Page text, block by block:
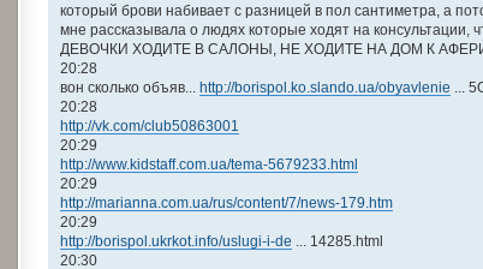
который брови набивает с разницей в пол сантиметра, а
мне рассказывала о людях которые ходят на
ДЕВОЧКИ ХОДИТЕ В САЛОНЫ, НЕ ХОДИТЕ НА ДОМ К
20:28
вон сколько объяв...http://borispol.ko.slando.ua/obyavlenie
...
20:28
http://vk.com/club50863001
20:29
http://www.kidstaff.com.ua/tema-5679233.html
20:29
http://marianna.com.ua/rus/content/7/news-179.htm
20:29
http://borispol.ukrkot.info/uslugi-i-de
... 14285.html
20:30